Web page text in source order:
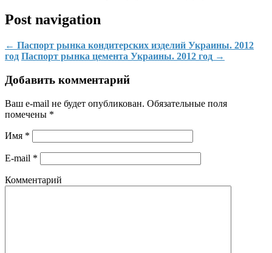
Post navigation
← Паспорт рынка кондитерских изделий Украины. 2012
год Паспорт рынка цемента Украины. 2012 год →
Добавить комментарий
Ваш e-mail не будет опубликован. Обязательные поля
помечены *
Имя *
E-mail *
Комментарий